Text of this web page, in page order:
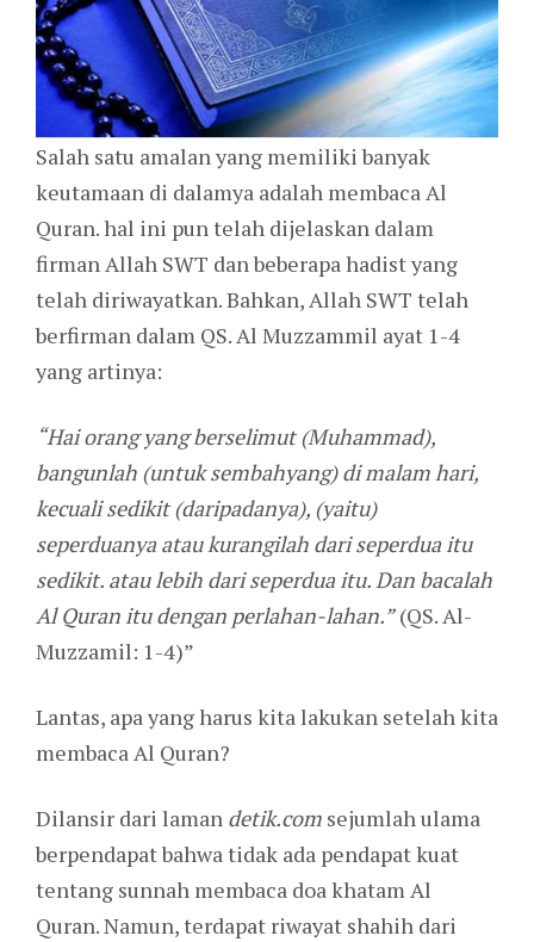
Salah satu amalan yang memiliki banyak
keutamaan di dalamya adalah membaca Al
Quran. hal ini pun telah dijelaskan dalam
firman Allah SWT dan beberapa hadist yang
telah diriwayatkan. Bahkan, Allah SWT telah
berfirman dalam QS. Al Muzzammil ayat 1-4
yang artinya:
“Hai orang yang berselimut (Muhammad),
bangunlah (untuk sembahyang) di malam hari,
kecuali sedikit (daripadanya), (yaitu)
seperduanya atau kurangilah dari seperdua itu
sedikit. atau lebih dari seperdua itu. Dan bacalah
Al Quran itu dengan perlahan-lahan.”(QS. Al-
Muzzamil: 1-4)”
Lantas, apa yang harus kita lakukan setelah kita
membaca Al Quran?
Dilansir dari laman detik.com sejumlah ulama
berpendapat bahwa tidak ada pendapat kuat
tentang sunnah membaca doa khatam Al
Quran. Namun, terdapat riwayat shahih dari